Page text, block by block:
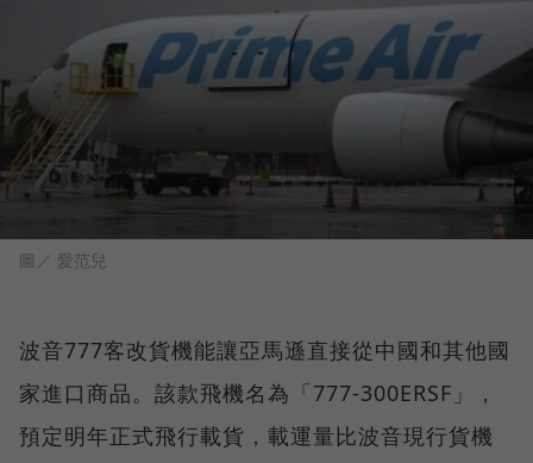
圖／ 愛范兒
波音777客改貨機能讓亞馬遜直接從中國和其他國
家進口商品。該款飛機名為「777-300ERSF」，
預定明年正式飛行載貨，載運量比波音現行貨機